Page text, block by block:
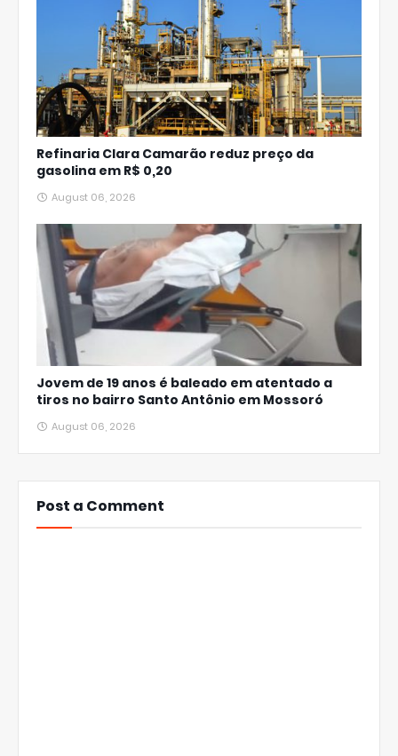
Refinaria Clara Camarão reduz preço da
gasolina em R$ 0,20
August 06, 2026
Jovem de 19 anos é baleado em atentado a
tiros no bairro Santo Antônio em Mossoró
August 06, 2026
Post a Comment